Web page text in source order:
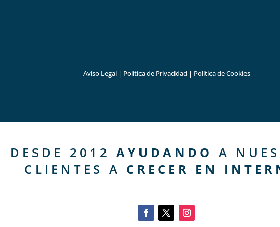
Aviso Legal| Política de Privacidad | Política de Cookies
DESDE 2012 AYUDANDO A
CLIENTES A CRECER EN